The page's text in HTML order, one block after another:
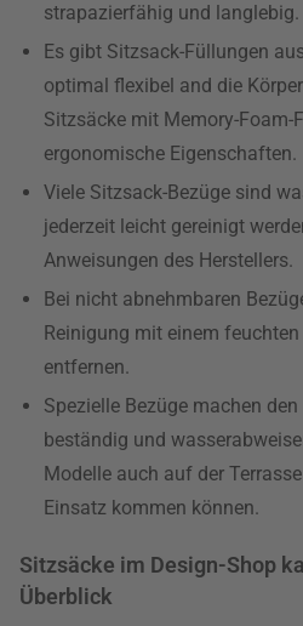
strapazierfähig und langlebig.
Es gibt Sitzsack-Füllungen
optimal flexibel and die
Sitzsäcke mit Memory-Foam-
ergonomische Eigenschaften.
Viele Sitzsack-Bezüge sind
jederzeit leicht gereinigt
Anweisungen des Herstellers.
Bei nicht abnehmbaren
Reinigung mit einem
entfernen.
Spezielle Bezüge machen
beständig und
Modelle auch auf der
Einsatz kommen können.
Sitzsäcke im Design-Shop
Überblick